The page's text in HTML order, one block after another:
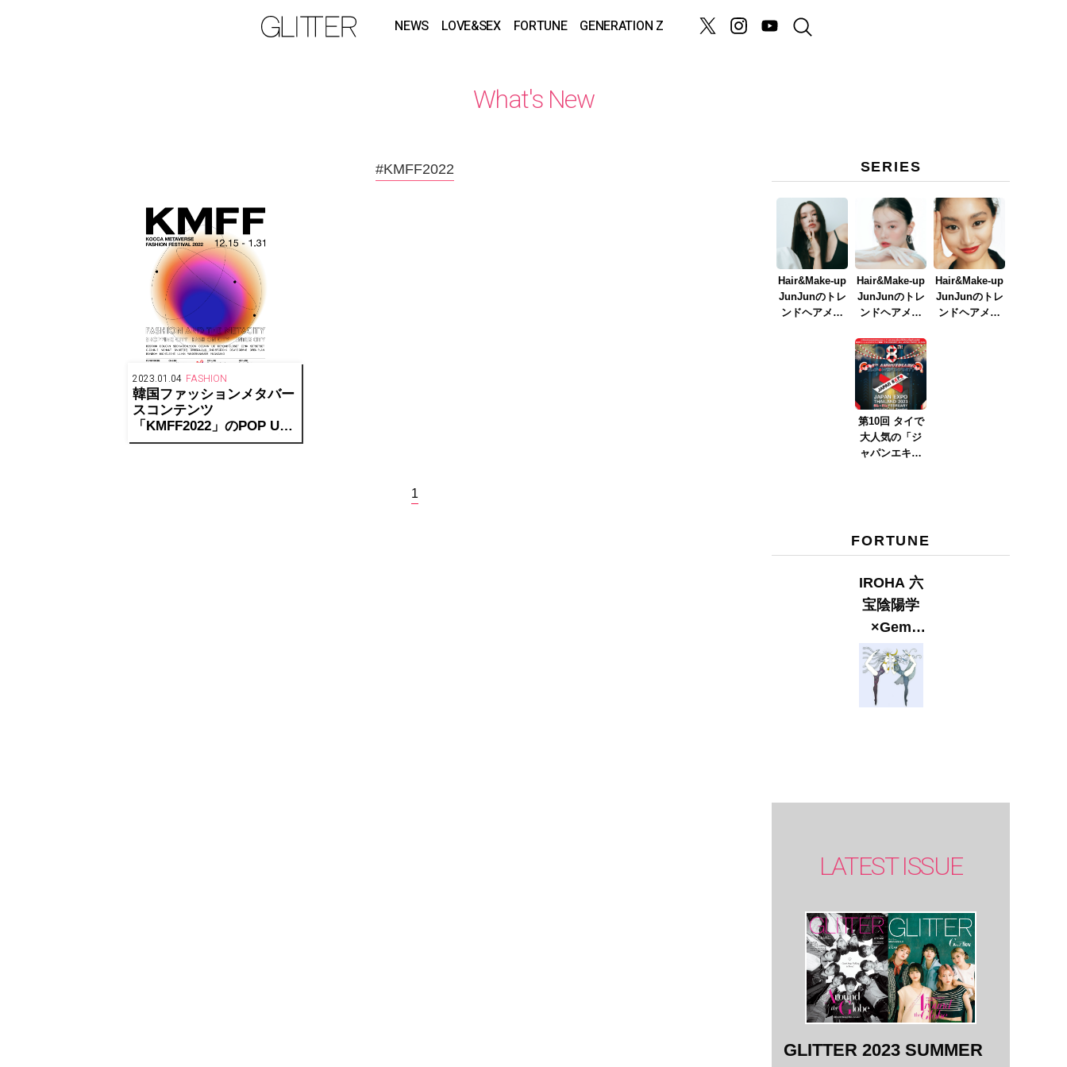
NEWS LOVE&SEX FORTUNE GENERATION Z
What's New
#KMFF2022
2023.01.04 FASHION
韓国ファッションメタバー
スコンテンツ
「KMFF2022」のPOP UP
STOREが阪急うめだ本店
1
SERIES
Hair&Make-up
JunJunのトレ
ンドヘアメイ
Hair&Make-up
JunJunのトレ
ンドヘアメイ
イク
ver.2023』
Hair&Make-up
JunJunのトレ
ンドヘアメイ
第10回 タイで
大人気の「ジ
ャパンエキス
FORTUNE
IROHA 六
宝陰陽学
×Gem
Muse
【GLITTER
2023
LATEST ISSUE
GLITTER 2023 SUMMER